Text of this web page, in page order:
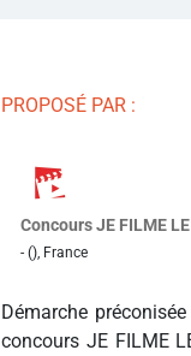
PROPOSÉ PAR :
Concours JE FILME
- (), France
Démarche
concours JE FILME